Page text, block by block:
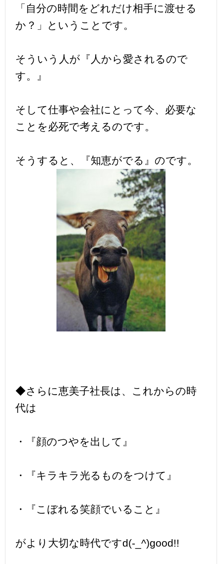
「自分の時間をどれだけ相手に渡せる
か？」ということです。
そういう人が『人から愛されるので
す。』
そして仕事や会社にとって今、必要な
ことを必死で考えるのです。
そうすると、『知恵がでる』のです。
◆さらに恵美子社長は、これからの時
代は
・『顔のつやを出して』
・『キラキラ光るものをつけて』
・『こぼれる笑顔でいること』
がより大切な時代ですd(-_^)good!!